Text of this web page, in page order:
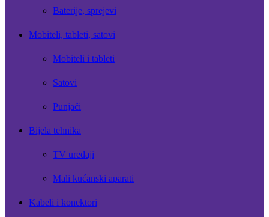
Baterije, sprejevi
Mobiteli, tableti, satovi
Mobiteli i tableti
Satovi
Punjači
Bijela tehnika
TV uređaji
Mali kućanski aparati
Kabeli i konektori